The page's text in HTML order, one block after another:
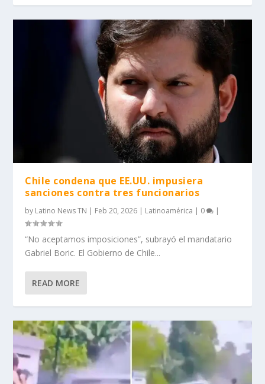
Chile condena que EE.UU. impusiera
sanciones contra tres funcionarios
by Latino News TN | Feb 20, 2026 | Latinoamérica | 0 |
“No aceptamos imposiciones”, subrayó el mandatario
Gabriel Boric. El Gobierno de Chile...
READ MORE